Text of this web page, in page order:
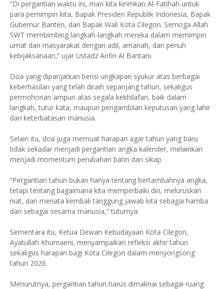
“Di pergantian waktu ini, mari kita kirimkan Al-Fatihah untuk
para pemimpin kita, Bapak Presiden Republik Indonesia, Bapak
Gubernur Banten, dan Bapak Wali Kota Cilegon. Semoga Allah
SWT membimbing langkah-langkah mereka dalam memimpin
umat dan masyarakat dengan adil, amanah, dan penuh
kebijaksanaan,” ujar Ustadz Arifin Al Bantani.
Doa yang dipanjatkan berisi ungkapan syukur atas berbagai
keberhasilan yang telah diraih sepanjang tahun, sekaligus
permohonan ampun atas segala kekhilafan, baik dalam
langkah, tutur kata, maupun pengambilan keputusan yang lahir
dari keterbatasan manusia.
Selain itu, doa juga memuat harapan agar tahun yang baru
tidak sekadar menjadi pergantian angka kalender, melainkan
menjadi momentum perubahan batin dan sikap.
“Pergantian tahun bukan hanya tentang bertambahnya angka,
tetapi tentang bagaimana kita memperbaiki diri, meluruskan
niat, dan menata kembali tanggung jawab kita sebagai hamba
dan sebagai sesama manusia,” tuturnya.
Sementara itu, Ketua Dewan Kebudayaan Kota Cilegon,
Ayatullah Khumaeni, menyampaikan refleksi akhir tahun
sekaligus harapan bagi Kota Cilegon dalam menyongsong
tahun 2026.
Menurutnya, pergantian tahun harus dimaknai sebagai ruang